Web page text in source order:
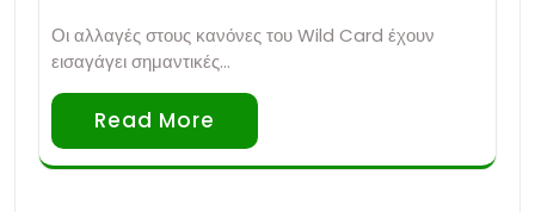
Οι αλλαγές στους κανόνες του Wild Card έχουν
εισαγάγει σημαντικές…
Read More